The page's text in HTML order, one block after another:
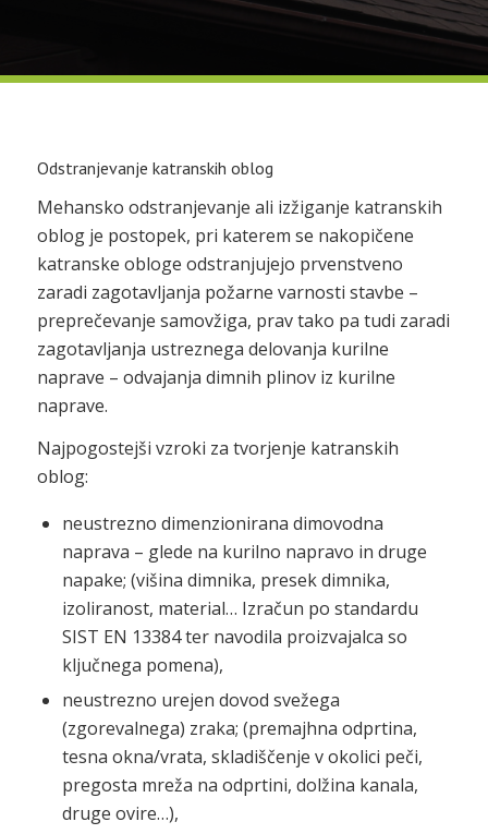
Odstranjevanje katranskih oblog
Mehansko odstranjevanje ali izžiganje katranskih
oblog je postopek, pri katerem se nakopičene
katranske obloge odstranjujejo prvenstveno
zaradi zagotavljanja požarne varnosti stavbe –
preprečevanje samovžiga, prav tako pa tudi zaradi
zagotavljanja ustreznega delovanja kurilne
naprave – odvajanja dimnih plinov iz kurilne
naprave.
Najpogostejši vzroki za tvorjenje katranskih
oblog:
neustrezno dimenzionirana dimovodna
naprava – glede na kurilno napravo in druge
napake; (višina dimnika, presek dimnika,
izoliranost, material… Izračun po standardu
SIST EN 13384 ter navodila proizvajalca so
ključnega pomena),
neustrezno urejen dovod svežega
(zgorevalnega) zraka; (premajhna odprtina,
tesna okna/vrata, skladiščenje v okolici peči,
pregosta mreža na odprtini, dolžina kanala,
druge ovire…),